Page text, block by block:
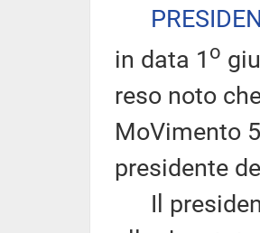
in data 1 o
reso noto
MoVimento
presidente
Il